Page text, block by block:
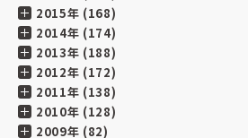
2015年 (168)
2014年 (174)
2013年 (188)
2012年 (172)
2011年 (138)
2010年 (128)
2009年 (82)